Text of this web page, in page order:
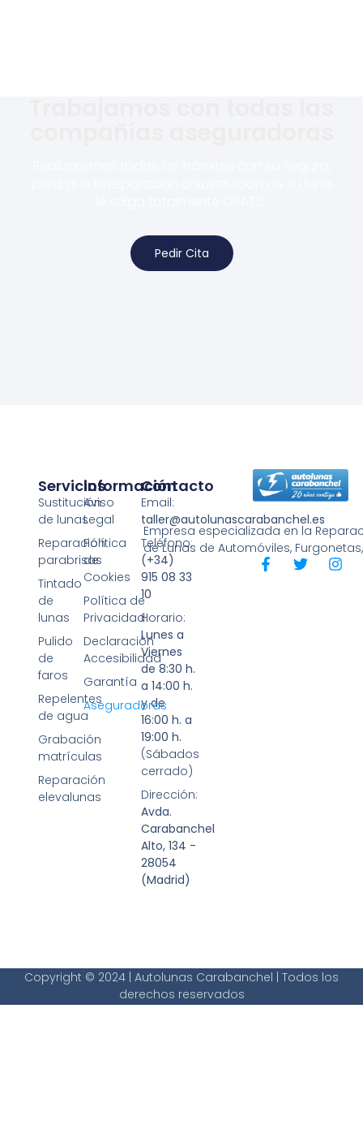
Pedir Cita
Empresa especializada en la
de Lunas de Automóviles,
Servicios
Sustitución
de lunas
Reparación
parabrisas
Tintado
de
lunas
Pulido
de
faros
Repelentes
de agua
Grabación
matrículas
Reparación
elevalunas
Información
Aviso
Legal
Política
de
Cookies
Política de
Privacidad
Declaración
Accesibilidad
Garantía
Aseguradoras
Contacto
Email:
taller@autolunascarabanchel.es
Teléfono:
(+34)
915 08 33
10
Horario:
Lunes a
Viernes
de 8:30 h.
a 14:00 h.
y de
16:00 h. a
19:00 h.
(Sábados
cerrado)
Dirección:
Avda.
Carabanchel
Alto, 134 -
28054
(Madrid)
Copyright © 2024 | Autolunas Carabanchel | Todos los
derechos reservados